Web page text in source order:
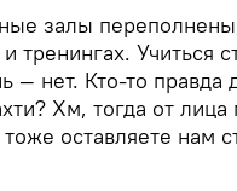
залы
тренингах. Учиться
— нет. Кто-то правда
Хм, тогда от
оставляете нам